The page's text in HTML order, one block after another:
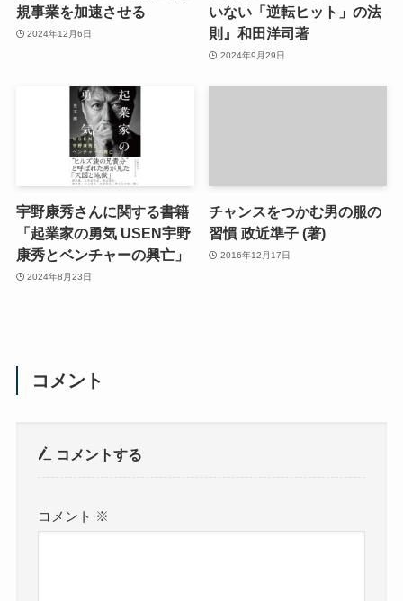
規事業を加速させる
2024年12月6日
いない「逆転ヒット」の法
則』和田洋司著
2024年9月29日
宇野康秀さんに関する書籍
「起業家の勇気 USEN宇野
康秀とベンチャーの興亡」
2024年8月23日
チャンスをつかむ男の服の
習慣 政近準子 (著)
2016年12月17日
コメント
コメントする
コメント ※